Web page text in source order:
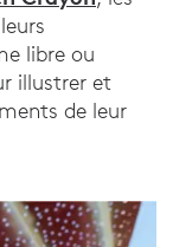
libre ou
illustrer et
de leur